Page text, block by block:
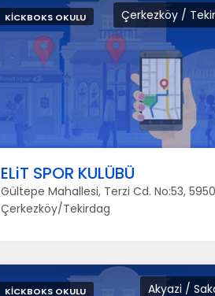
Çerkezköy /
KICKBOKS OKULU
ELiT SPOR KULÜBÜ
Gültepe Mahallesi, Terzi Cd. No:53,
Çerkezköy/Tekirdag
Akyazi /
KICKBOKS OKULU